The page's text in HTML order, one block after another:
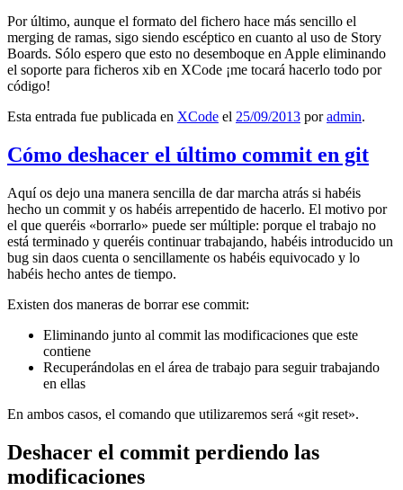
Por último, aunque el formato del fichero hace más sencillo el
merging de ramas, sigo siendo escéptico en cuanto al uso de Story
Boards. Sólo espero que esto no desemboque en Apple eliminando
el soporte para ficheros xib en XCode ¡me tocará hacerlo todo por
código!
Esta entrada fue publicada en XCode el 25/09/2013 poradmin.
Cómo deshacer el último commit en git
Aquí os dejo una manera sencilla de dar marcha atrás si habéis
hecho un commit y os habéis arrepentido de hacerlo. El motivo por
el que queréis «borrarlo» puede ser múltiple: porque el trabajo no
está terminado y queréis continuar trabajando, habéis introducido un
bug sin daos cuenta o sencillamente os habéis equivocado y lo
habéis hecho antes de tiempo.
Existen dos maneras de borrar ese commit:
Eliminando junto al commit las modificaciones que este
contiene
Recuperándolas en el área de trabajo para seguir trabajando
en ellas
En ambos casos, el comando que utilizaremos será «git reset».
Deshacer el commit perdiendo las
modificaciones